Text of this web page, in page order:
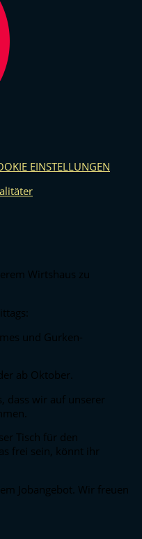
EINSTELLUNGEN
Wirtshaus zu
und Gurken-
ab Oktober.
dass wir auf unserer
Tisch für den
frei sein, könnt ihr
Jobangebot. Wir freuen